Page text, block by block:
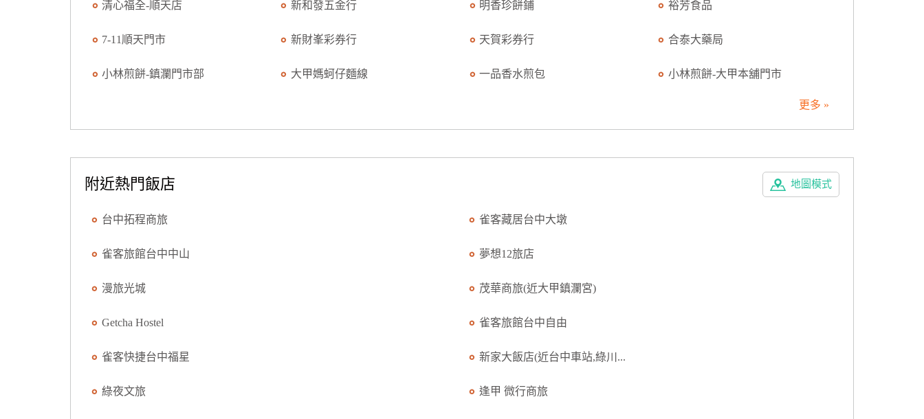
清心福全-順天店 新和發五金行 明香珍餅鋪 裕芳食品
7-11順天門市 新財峯彩券行 天賀彩券行 合泰大藥局
小林煎餅-鎮瀾門市部 大甲媽蚵仔麵線 一品香水煎包 小林煎餅-大甲本舖門市
更多 »
地圖模式
附近熱門飯店
台中拓程商旅 雀客藏居台中大墩
雀客旅館台中中山 夢想12旅店
漫旅光城 茂華商旅(近大甲鎮瀾宮)
Getcha Hostel 雀客旅館台中自由
雀客快捷台中福星 新家大飯店(近台中車站,綠川...
綠夜文旅 逢甲 微行商旅